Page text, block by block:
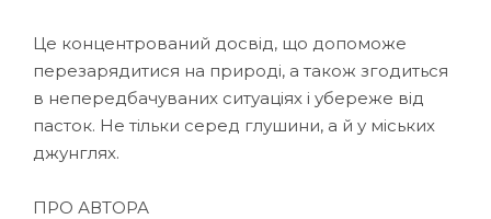
Це концентрований досвід, що допоможе
перезарядитися на природі, а також згодиться
в непередбачуваних ситуаціях і убереже від
пасток. Не тільки серед глушини, а й у міських
джунглях.
ПРО АВТОРА